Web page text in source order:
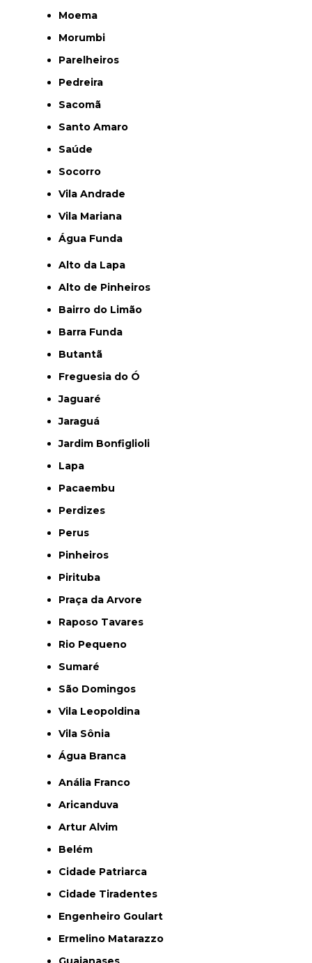
Moema
Morumbi
Parelheiros
Pedreira
Sacomã
Santo Amaro
Saúde
Socorro
Vila Andrade
Vila Mariana
Água Funda
Alto da Lapa
Alto de Pinheiros
Bairro do Limão
Barra Funda
Butantã
Freguesia do Ó
Jaguaré
Jaraguá
Jardim Bonfiglioli
Lapa
Pacaembu
Perdizes
Perus
Pinheiros
Pirituba
Praça da Arvore
Raposo Tavares
Rio Pequeno
Sumaré
São Domingos
Vila Leopoldina
Vila Sônia
Água Branca
Anália Franco
Aricanduva
Artur Alvim
Belém
Cidade Patriarca
Cidade Tiradentes
Engenheiro Goulart
Ermelino Matarazzo